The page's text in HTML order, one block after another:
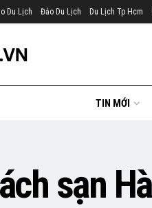
Du Lịch Đảo Du Lịch Du Lịch Tp Hcm
TIN MỚI
sạn